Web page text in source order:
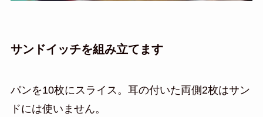
サンドイッチを組み立てます
パンを10枚にスライス。耳の付いた両側2枚はサン
ドには使いません。